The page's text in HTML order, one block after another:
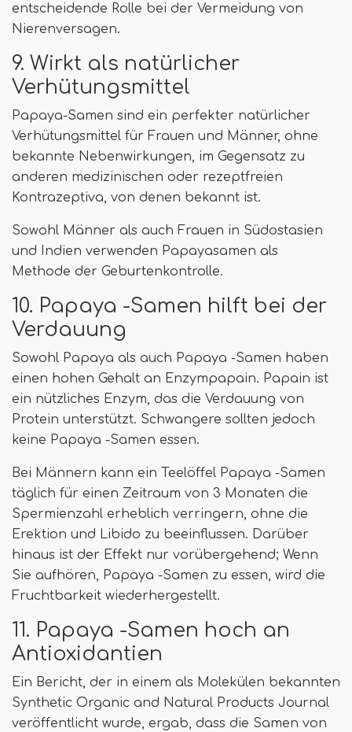
entscheidende Rolle bei der Vermeidung von
Nierenversagen.
9. Wirkt als natürlicher
Verhütungsmittel
Papaya-Samen sind ein perfekter natürlicher
Verhütungsmittel für Frauen und Männer, ohne
bekannte Nebenwirkungen, im Gegensatz zu
anderen medizinischen oder rezeptfreien
Kontrazeptiva, von denen bekannt ist.
Sowohl Männer als auch Frauen in Südostasien
und Indien verwenden Papayasamen als
Methode der Geburtenkontrolle.
10. Papaya -Samen hilft bei der
Verdauung
Sowohl Papaya als auch Papaya -Samen haben
einen hohen Gehalt an Enzympapain. Papain ist
ein nützliches Enzym, das die Verdauung von
Protein unterstützt. Schwangere sollten jedoch
keine Papaya -Samen essen.
Bei Männern kann ein Teelöffel Papaya -Samen
täglich für einen Zeitraum von 3 Monaten die
Spermienzahl erheblich verringern, ohne die
Erektion und Libido zu beeinflussen. Darüber
hinaus ist der Effekt nur vorübergehend; Wenn
Sie aufhören, Papaya -Samen zu essen, wird die
Fruchtbarkeit wiederhergestellt.
11. Papaya -Samen hoch an
Antioxidantien
Ein Bericht, der in einem als Molekülen bekannten
Synthetic Organic and Natural Products Journal
veröffentlicht wurde, ergab, dass die Samen von